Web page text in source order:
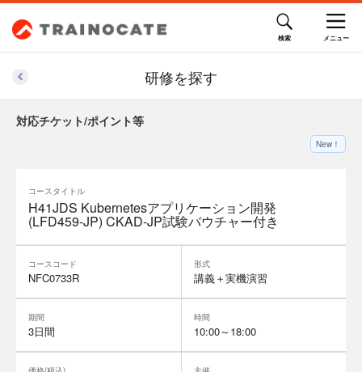
研修を探す
対応チケット/ポイント等
New！
コースタイトル
H41JDS Kubernetesアプリケーション開発
(LFD459-JP) CKAD-JP試験バウチャー付き
コースコード
NFC0733R
形式
講義＋実機演習
期間
3日間
時間
10:00～18:00